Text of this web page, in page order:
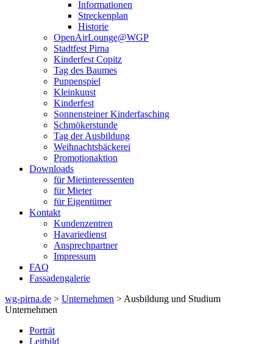
Informationen
Streckenplan
Historie
OpenAirLounge@WGP
Stadtfest Pirna
Kinderfest Copitz
Tag des Baumes
Puppenspiel
Kleinkunst
Kinderfest
Sonnensteiner Kinderfasching
Schmökerstunde
Tag der Ausbildung
Weihnachtsbäckerei
Promotionaktion
Downloads
für Mietinteressenten
für Mieter
für Eigentümer
Kontakt
Kundenzentren
Havariedienst
Ansprechpartner
Impressum
FAQ
Fassadengalerie
wg-pirna.de > Unternehmen > Ausbildung und Studium
Unternehmen
Porträt
Leitbild